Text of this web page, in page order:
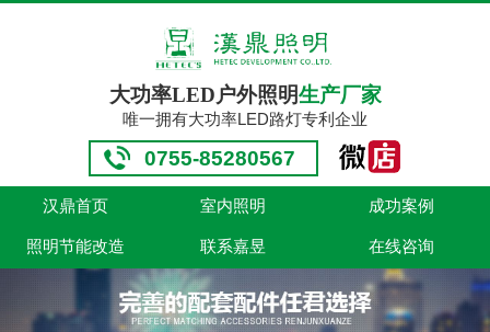
大功率LED户外照明生产厂家
唯一拥有大功率LED路灯专利企业
0755-85280567
汉鼎首页 室内照明 成功案例
照明节能改造 联系嘉昱 在线咨询